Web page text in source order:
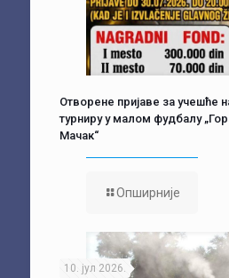
Отворене пријаве за учешће
турниру у малом фудбалу
Мачак“
Опширније
10. јул 2026.